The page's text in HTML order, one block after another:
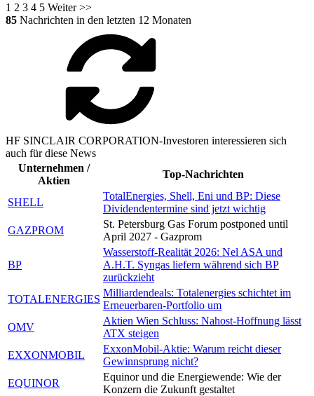
1 2 3 4 5 Weiter >>
85 Nachrichten in den letzten 12 Monaten
HF SINCLAIR CORPORATION-Investoren interessieren sich
auch für diese News
Unternehmen /
Aktien
Top-Nachrichten
SHELL
TotalEnergies, Shell, Eni und BP: Diese
Dividendentermine sind jetzt wichtig
GAZPROM
St. Petersburg Gas Forum postponed until
April 2027 - Gazprom
BP
Wasserstoff-Realität 2026: Nel ASA und
A.H.T. Syngas liefern während sich BP
zurückzieht
TOTALENERGIES
Milliardendeals: Totalenergies schichtet im
Erneuerbaren-Portfolio um
OMV
Aktien Wien Schluss: Nahost-Hoffnung lässt
ATX steigen
EXXONMOBIL
ExxonMobil-Aktie: Warum reicht dieser
Gewinnsprung nicht?
EQUINOR
Equinor und die Energiewende: Wie der
Konzern die Zukunft gestaltet